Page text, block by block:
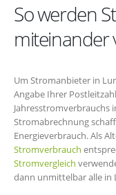
So werden
miteinander
Um Stromanbieter in
Angabe Ihrer
Stromabrechnung
Energieverbrauch. Als
Stromverbrauch
Stromvergleich
dann unmittelbar alle in